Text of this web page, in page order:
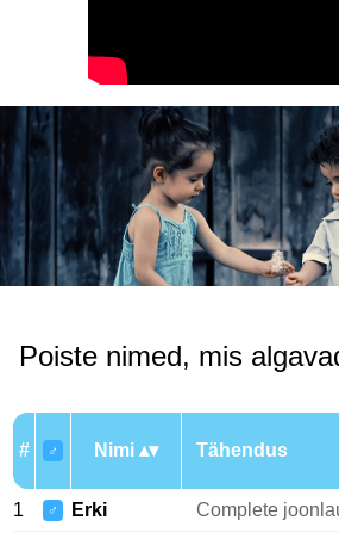
Poiste nimed, mis
# ♂ Nimi Tähendus
1 ♂ Erki Complete